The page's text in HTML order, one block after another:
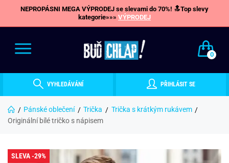
NEPROPÁSNI MEGA VÝPRODEJ se slevami do 70%! 🔝Top slevy
kategorie»»» VÝPRODEJ
0
VYHLEDÁVÁNÍ PŘIHLÁSIT SE
Pánské oblečení Trička
Trička s krátkým rukávem
Originální bílé tričko s nápisem
SLEVA -29%